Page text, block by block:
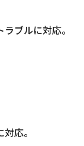
ブルに対応。
応。